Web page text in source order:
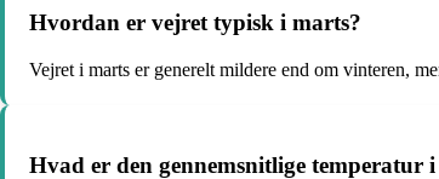
Hvordan er vejret typisk i marts?
Vejret i marts er generelt mildere end om vinteren,
Hvad er den gennemsnitlige temperatur